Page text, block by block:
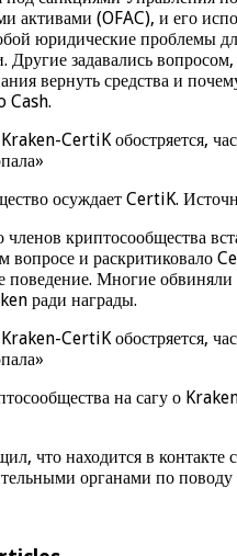
активами (OFAC), и его
юридические проблемы
Другие задавались
вернуть средства и
Cash.
осуждает CertiK.
криптосообщества
вопросе и раскритиковало
поведение. Многие
ради награды.
на сагу о
что находится в контакте с
органами по поводу